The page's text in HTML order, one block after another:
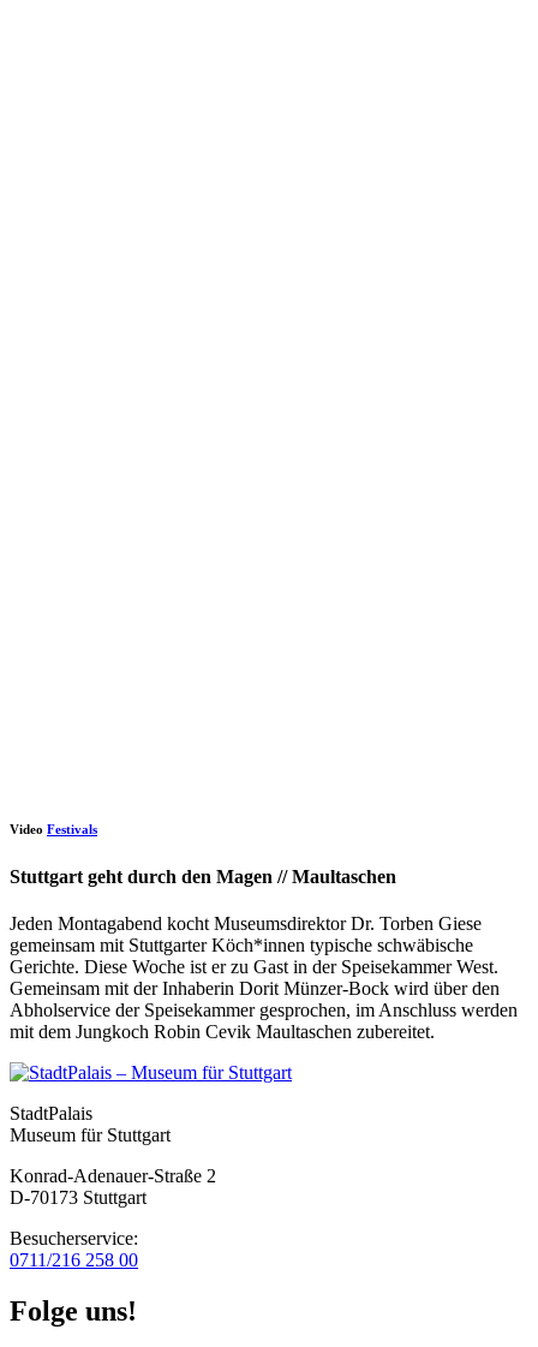
Video Festivals
Stuttgart geht durch den Magen // Maultaschen
Jeden Montagabend kocht Museumsdirektor Dr. Torben Giese
gemeinsam mit Stuttgarter Köch*innen typische schwäbische
Gerichte. Diese Woche ist er zu Gast in der Speisekammer West.
Gemeinsam mit der Inhaberin Dorit Münzer-Bock wird über den
Abholservice der Speisekammer gesprochen, im Anschluss werden
mit dem Jungkoch Robin Cevik Maultaschen zubereitet.
StadtPalais
Museum für Stuttgart
Konrad-Adenauer-Straße 2
D-70173 Stuttgart
Besucherservice:
0711/216 258 00
Folge uns!